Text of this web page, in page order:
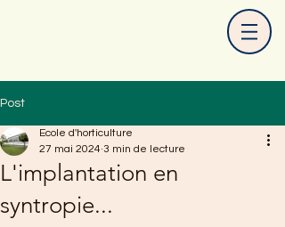
Post
L'implantation en
syntropie...
Ecole d'horticulture
27 mai 2024 3 min de lecture